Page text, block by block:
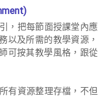
，把每節面授課堂內應
以及所需的教學資源，
可按其教學風格，跟從
有資源整理存檔，不但